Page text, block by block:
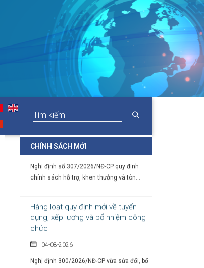
CHÍNH SÁCH MỚI
Chỉ thị của Thủ tướng Chính phủ về
các nhiệm vụ trọng tâm năm học
2026 - 2027
06-08-2026
Thủ tướng Chính phủ vừa ban hành Chỉ thị
số 31/CT-TTg ngày 5/8/2026 về thực...
trong vùng đồng bào dân tộc thiểu
05-08-2026
chính sách hỗ trợ, khen thưởng và tôn...
dụng, xếp lương và bổ nhiệm công
chức
sung nhiều quy định về tuyển...